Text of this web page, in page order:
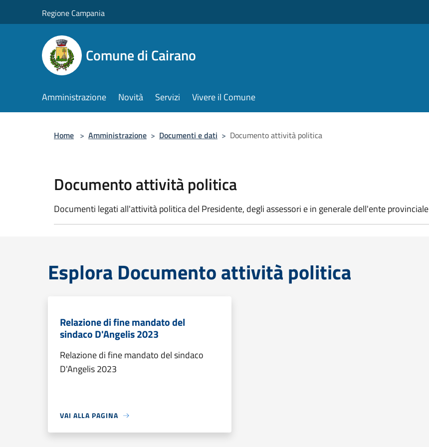
Regione Campania
Comune di Cairano
Amministrazione Novità Servizi Vivere il Comune
Home > Amministrazione > Documenti e dati > Documento attività politica
Documento attività politica
Documenti legati all'attività politica del Presidente, degli assessori e in generale dell'ente provinciale
Esplora Documento attività politica
Relazione di fine mandato del
sindaco D'Angelis 2023
Relazione di fine mandato del sindaco
D'Angelis 2023
VAI ALLA PAGINA